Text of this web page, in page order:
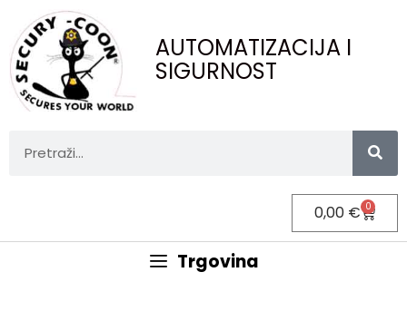
AUTOMATIZACIJA I
SIGURNOST
0,00 € 0
Trgovina